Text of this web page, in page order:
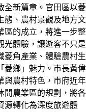
全新篇章。官田區以菱
態、農村景觀及地方文
區的成立，將進一步整
光體驗，讓遊客不只是
菱角產業、體驗農村生
菱鄉」魅力。市長黃偉
與農村特色，市府近年
閒農業區的規劃，將各
源轉化為深度旅遊體